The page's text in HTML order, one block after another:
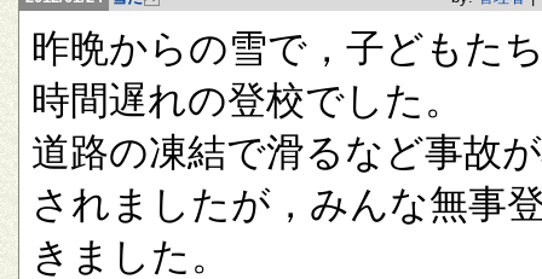
昨晩からの雪で，子どもた
時間遅れの登校でした。
道路の凍結で滑るなど事故
されましたが，みんな無事
きました。